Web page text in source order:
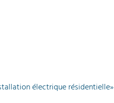
électrique résidentielle»